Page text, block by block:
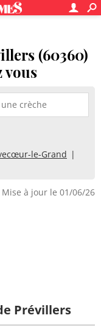
(60360)
vous
le-Grand
Mise à jour le 01/06/26
Prévillers